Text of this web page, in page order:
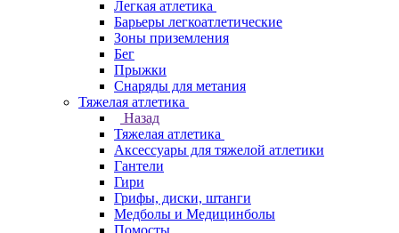
Легкая атлетика
Барьеры легкоатлетические
Зоны приземления
Бег
Прыжки
Снаряды для метания
Тяжелая атлетика
Назад
Тяжелая атлетика
Аксессуары для тяжелой атлетики
Гантели
Гири
Грифы, диски, штанги
Медболы и Медицинболы
Помосты